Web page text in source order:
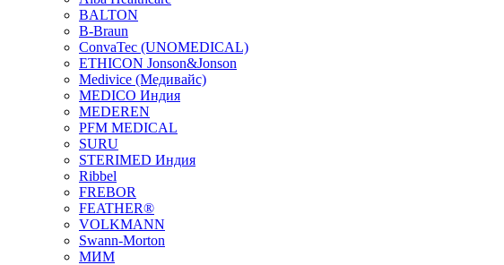
BALTON
B-Braun
ConvaTec (UNOMEDICAL)
ETHICON Jonson&Jonson
Medivice (Медивайс)
MEDICO Индия
MEDEREN
PFM MEDICAL
SURU
STERIMED Индия
Ribbel
FREBOR
FEATHER®
VOLKMANN
Swann-Morton
МИМ